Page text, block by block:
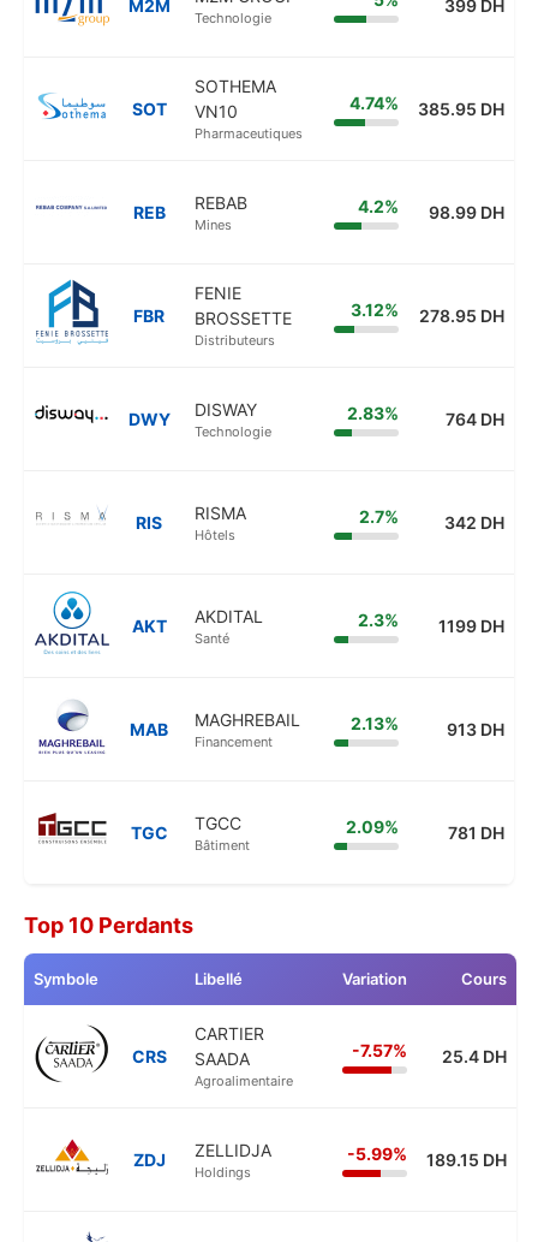
M2M
Technologie
399 DH
SOT
SOTHEMA
VN10
Pharmaceutiques
4.74% 385.95 DH
REB REBAB
Mines
4.2% 98.99 DH
FBR
FENIE
BROSSETTE
Distributeurs
3.12% 278.95 DH
DWY DISWAY
Technologie
2.83% 764 DH
RIS RISMA
Hôtels
2.7% 342 DH
AKT AKDITAL
Santé
2.3% 1199 DH
MAB MAGHREBAIL
Financement
2.13% 913 DH
TGC TGCC
Bâtiment
2.09% 781 DH
Top 10 Perdants
Symbole Libellé Variation Cours
CRS
CARTIER
SAADA
Agroalimentaire
-7.57% 25.4 DH
ZDJ ZELLIDJA
Holdings
-5.99% 189.15 DH